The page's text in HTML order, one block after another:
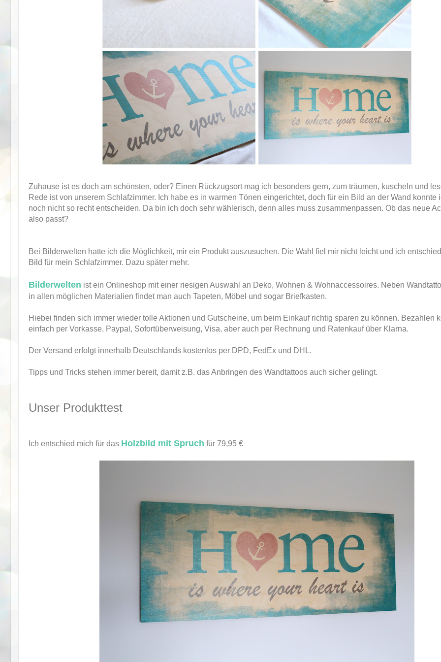
Zuhause ist es doch am schönsten, oder? Einen Rückzugsort mag ich besonders gern, zum träumen, kuscheln und
Rede ist von unserem Schlafzimmer. Ich habe es in warmen Tönen eingerichtet, doch für ein Bild an der Wand konnte
noch nicht so recht entscheiden. Da bin ich doch sehr wählerisch, denn alles muss zusammenpassen. Ob das neue
also passt?
Bei Bilderwelten hatte ich die Möglichkeit, mir ein Produkt auszusuchen. Die Wahl fiel mir nicht leicht und ich
Bild für mein Schlafzimmer. Dazu später mehr.
Bilderwelten ist ein Onlineshop mit einer riesigen Auswahl an Deko, Wohnen & Wohnaccessoires. Neben
in allen möglichen Materialien findet man auch Tapeten, Möbel und sogar Briefkasten.
Hiebei finden sich immer wieder tolle Aktionen und Gutscheine, um beim Einkauf richtig sparen zu können. Bezahlen
einfach per Vorkasse, Paypal, Sofortüberweisung, Visa, aber auch per Rechnung und Ratenkauf über Klarna.
Der Versand erfolgt innerhalb Deutschlands kostenlos per DPD, FedEx und DHL.
Tipps und Tricks stehen immer bereit, damit z.B. das Anbringen des Wandtattoos auch sicher gelingt.
Unser Produkttest
Ich entschied mich für das Holzbild mit Spruch für 79,95 €